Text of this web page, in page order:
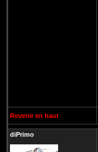
Revenir en haut
diPrimo